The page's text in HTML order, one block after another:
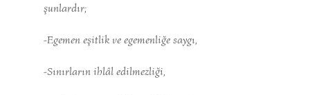
şunlardır;
-Egemen eşitlik ve egemenliğe saygı,
-Sınırların ihlâl edilmezliği,